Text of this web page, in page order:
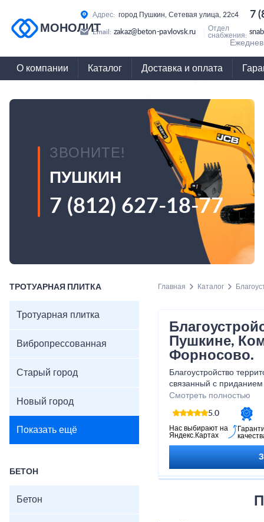
МОНОЛИТ
Адрес: город Пушкин, Сетевая улица, 22с4 7
Email: zakaz@beton-pavlovsk.ru
Отдел
снабжения:
О компании Каталог Доставка и оплата
ЗВОНИТЕ!
ПУШКИН
7 (812) 627-18-77
ТРОТУАРНАЯ ПЛИТКА
Тротуарная плитка
Вибропрессованная
Старый город
Новый город
Показать ещё
БЕТОН
Бетон
Главная Каталог
Пушкине,
Форносово.
Благоустройство
связанный с приданием
вида. Для этого
ведущей среди
Смотреть полностью
5.0
Нас выбирают на
Яндекс.Картах